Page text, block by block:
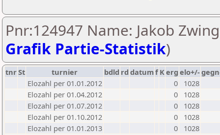
Pnr:124947 Name: Jakob
Grafik Partie-Statistik)
tnrSt turnier bdld rd datumf Kerg elo+/-
Elozahl per 01.01.2012
0
1028
Elozahl per 01.04.2012
0
1028
Elozahl per 01.07.2012
0
1028
Elozahl per 01.10.2012
0
1028
Elozahl per 01.01.2013
0
1028